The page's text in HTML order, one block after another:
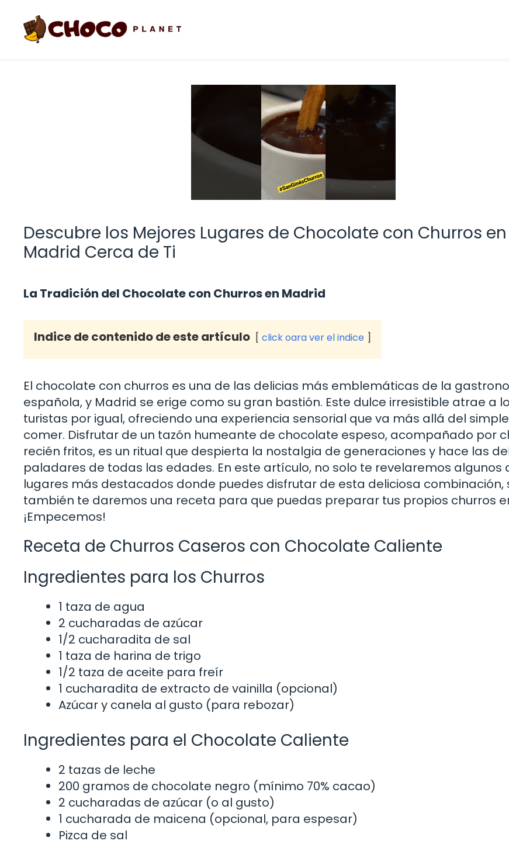
contenido
Descubre los Mejores Lugares de Chocolate con Churros en
Madrid Cerca de Ti
La Tradición del Chocolate con Churros en Madrid
Indice de contenido de este artículo click oara ver el indice
El chocolate con churros es una de las delicias más emblemáticas de la
española, y Madrid se erige como su gran bastión. Este dulce irresistible atrae a
turistas por igual, ofreciendo una experiencia sensorial que va más allá del
comer. Disfrutar de un tazón humeante de chocolate espeso, acompañado por
recién fritos, es un ritual que despierta la nostalgia de generaciones y hace las
paladares de todas las edades. En este artículo, no solo te revelaremos algunos
lugares más destacados donde puedes disfrutar de esta deliciosa combinación,
también te daremos una receta para que puedas preparar tus propios churros
¡Empecemos!
Receta de Churros Caseros con Chocolate Caliente
Ingredientes para los Churros
1 taza de agua
2 cucharadas de azúcar
1/2 cucharadita de sal
1 taza de harina de trigo
1/2 taza de aceite para freír
1 cucharadita de extracto de vainilla (opcional)
Azúcar y canela al gusto (para rebozar)
Ingredientes para el Chocolate Caliente
2 tazas de leche
200 gramos de chocolate negro (mínimo 70% cacao)
2 cucharadas de azúcar (o al gusto)
1 cucharada de maicena (opcional, para espesar)
Pizca de sal